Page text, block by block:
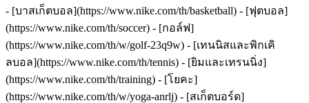
- [บาสเก็ตบอล](https://www.nike.com/th/basketball) - [ฟุตบอล]
(https://www.nike.com/th/soccer) - [กอล์ฟ]
(https://www.nike.com/th/w/golf-23q9w) - [เทนนิสและพิกเคิ
ลบอล](https://www.nike.com/th/tennis) - [ยิมและเทรนนิ่ง]
(https://www.nike.com/th/training) - [โยคะ]
(https://www.nike.com/th/w/yoga-anrlj) - [สเก็ตบอร์ด]